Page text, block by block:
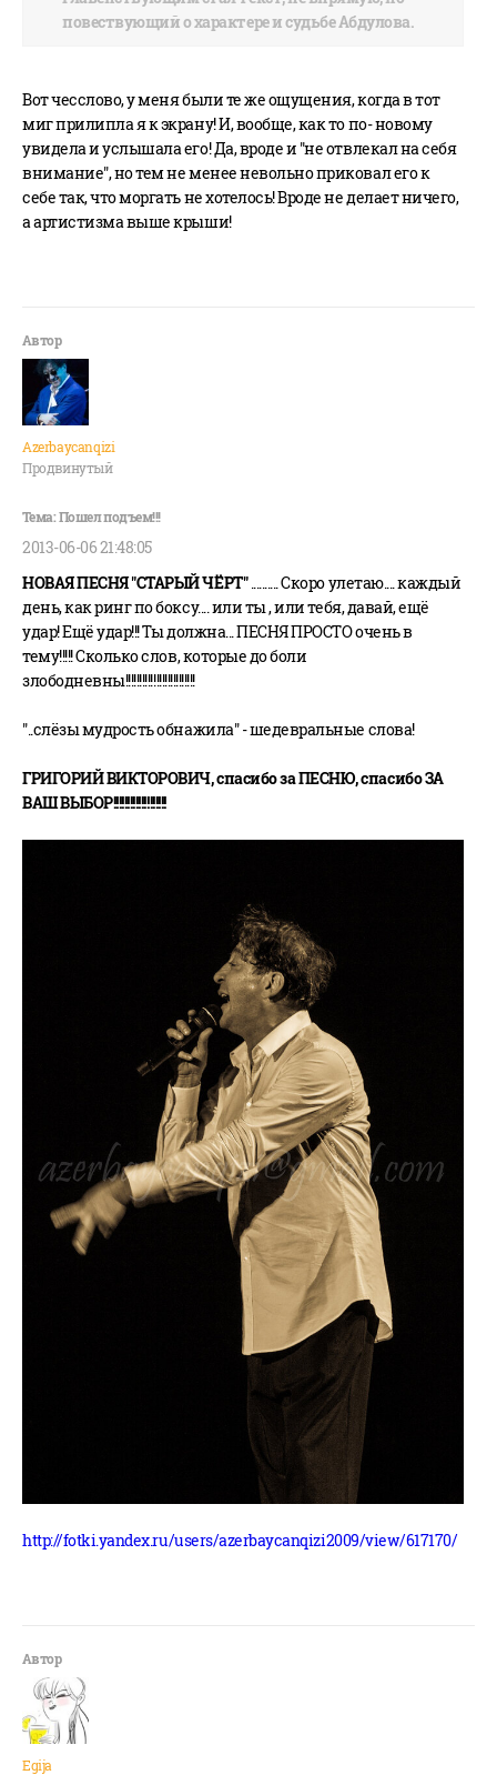
повествующий о характере и судьбе Абдулова.
Вот чесслово, у меня были те же ощущения, когда в тот
миг прилипла я к экрану! И, вообще, как то по- новому
увидела и услышала его! Да, вроде и "не отвлекал на себя
внимание", но тем не менее невольно приковал его к
себе так, что моргать не хотелось! Вроде не делает ничего,
а артистизма выше крыши!
Azerbaycanqizi
Продвинутый
2013-06-06 21:48:05
НОВАЯ ПЕСНЯ "СТАРЫЙ ЧЁРТ".......... Скоро улетаю.... каждый
день, как ринг по боксу.... или ты , или тебя, давай, ещё
удар! Ещё удар!!! Ты должна... ПЕСНЯ ПРОСТО очень в
тему!!!!! Сколько слов, которые до боли
злободневны!!!!!!!!!!!!!!!!!!!!!!!!!
"..слёзы мудрость обнажила" - шедевральные слова!
ГРИГОРИЙ ВИКТОРОВИЧ, спасибо за ПЕСНЮ, спасибо ЗА
ВАШ ВЫБОР!!!!!!!!!!!!!!!!!!!
http://fotki.yandex.ru/users/azerbaycanqizi2009/view/617170/
Egija